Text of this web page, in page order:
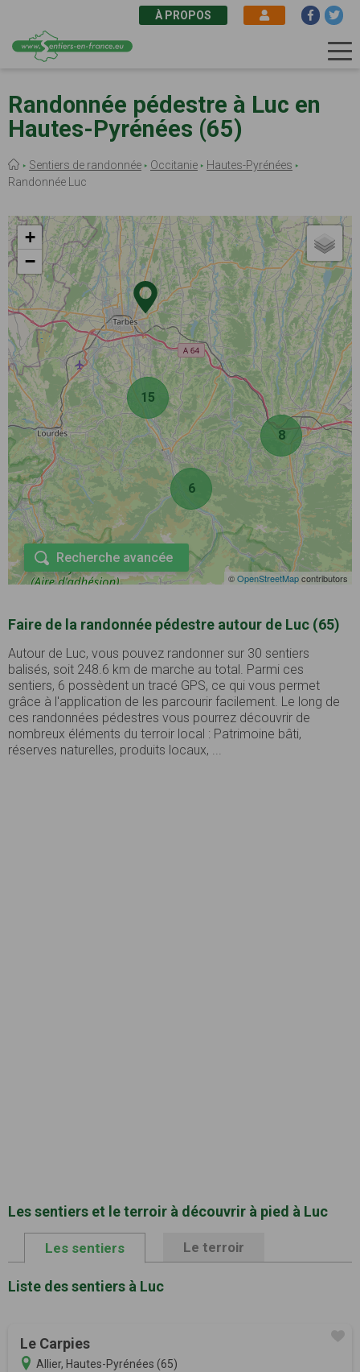
au
contenu
principal
À PROPOS
Randonnée pédestre à Luc en
Hautes-Pyrénées (65)
Fil
d'Ariane
Sentiers de randonnée Occitanie
Hautes-Pyrénées
Randonnée Luc
8
6
15
+
−
©OpenStreetMapcontributors
Recherche avancée
Faire de la randonnée pédestre autour de Luc (65)
Autour de Luc, vous pouvez randonner sur 30 sentiers
balisés, soit 248.6 km de marche au total. Parmi ces
sentiers, 6 possèdent un tracé GPS, ce qui vous permet
grâce à l'application de les parcourir facilement. Le long de
ces randonnées pédestres vous pourrez découvrir de
nombreux éléments du terroir local : Patrimoine bâti,
réserves naturelles, produits locaux, ...
Les sentiers et le terroir à découvrir à pied à Luc
Les sentiers Le terroir
Liste des sentiers à Luc
Le Carpies
Allier, Hautes-Pyrénées (65)